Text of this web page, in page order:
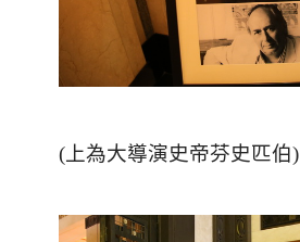
(上為大導演史帝芬史匹伯)